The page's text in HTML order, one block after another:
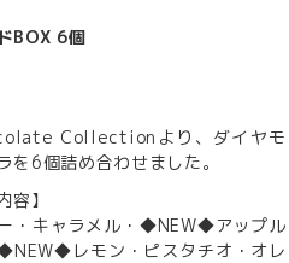
BOX 6個
Collectionより、ダイヤモ
を6個詰め合わせました。
容】
・キャラメル・◆NEW◆アップル
レモン・ピスタチオ・オレ